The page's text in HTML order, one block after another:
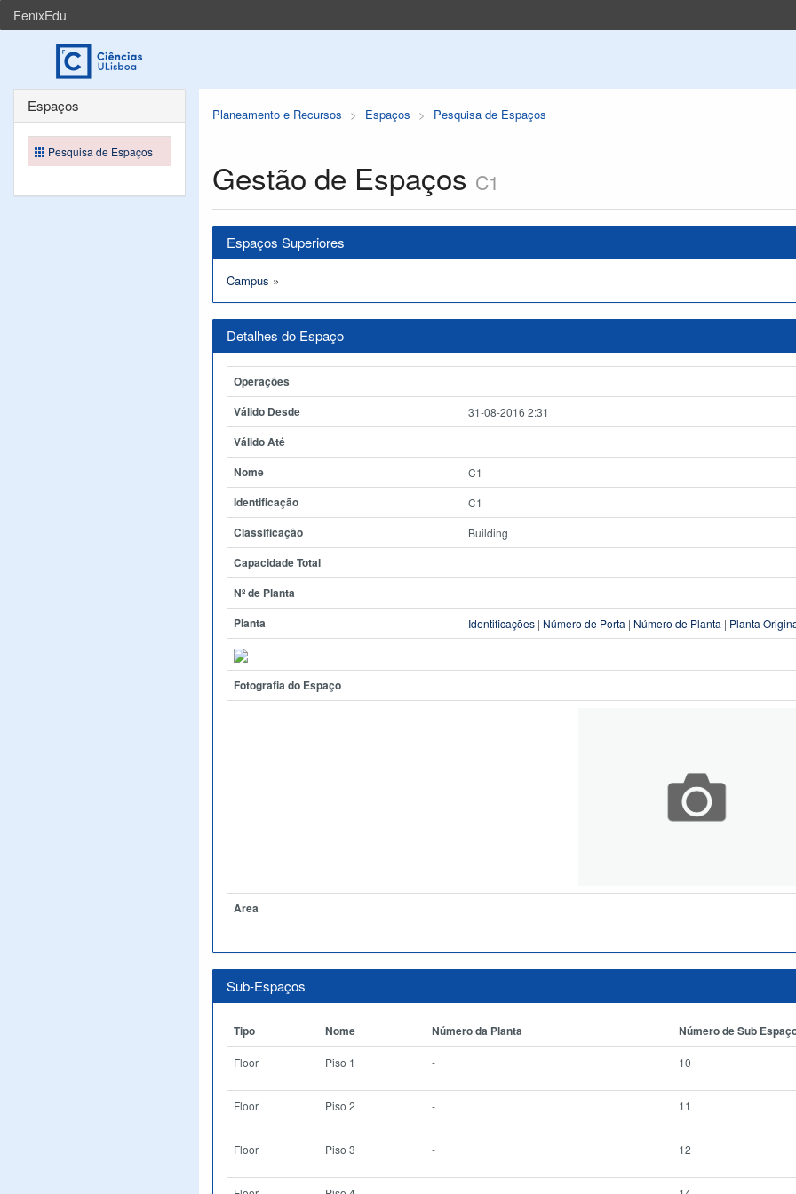
FenixEdu
Planeamento e Recursos Espaços Pesquisa de Espaços
Gestão de Espaços C1
Espaços Superiores
Campus »
Detalhes do Espaço
Operações
Válido Desde
31-08-2016 2:31
Válido Até
Nome
C1
Identificação C1
Classificação Building
Capacidade Total
Nº de Planta
Planta
Identificações | Número de Porta | Número de Planta | Planta
Fotografia do Espaço
Àrea
Sub-Espaços
Tipo Nome Número da Planta Número de Sub
Floor Piso 1 - 10
Floor Piso 2 - 11
Floor Piso 3 - 12
Espaços
Pesquisa de Espaços